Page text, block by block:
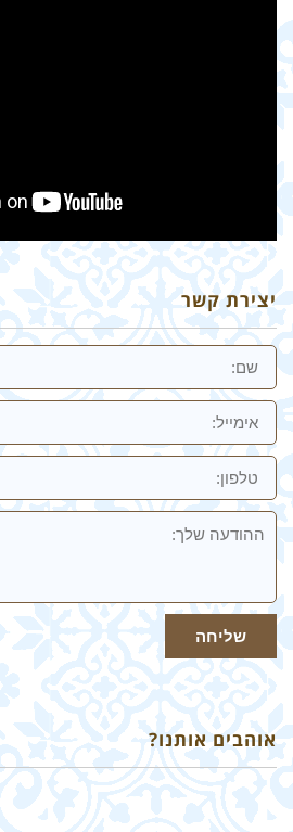
יצירת קשר
שם
אימייל
טלפון:
ההודעה
שלך
שליחה
אוהבים אותנו?